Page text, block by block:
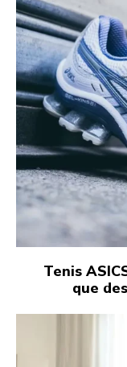
Tenis
que